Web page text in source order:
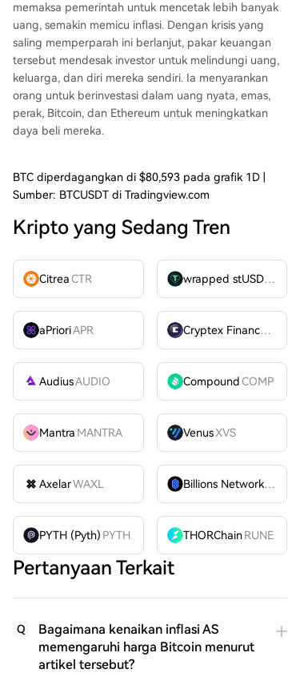
memaksa pemerintah untuk mencetak lebih banyak
uang, semakin memicu inflasi. Dengan krisis yang
saling memperparah ini berlanjut, pakar keuangan
tersebut mendesak investor untuk melindungi uang,
keluarga, dan diri mereka sendiri. Ia menyarankan
orang untuk berinvestasi dalam uang nyata, emas,
perak, Bitcoin, dan Ethereum untuk meningkatkan
daya beli mereka.
BTC diperdagangkan di $80,593 pada grafik 1D |
Sumber: BTCUSDT di Tradingview.com
Kripto yang Sedang Tren
CitreaCTR wrapped stUSDT
aPrioriAPR Cryptex FinanceCTX
AudiusAUDIO CompoundCOMP
Mantra MANTRA VenusXVS
AxelarWAXL Billions Network
BILL
PYTH (Pyth) PYTH THORChain RUNE
Pertanyaan Terkait
Q
Bagaimana kenaikan inflasi AS
memengaruhi harga Bitcoin menurut
artikel tersebut?